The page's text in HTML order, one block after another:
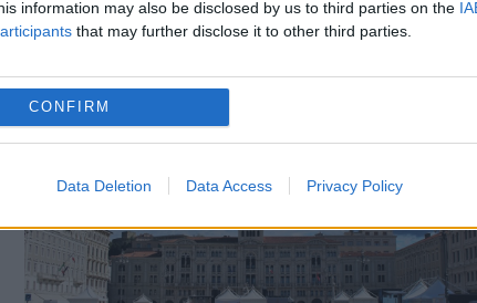
information may also be disclosed by us to third parties on the
that may further disclose it to other third parties.
CONFIRM
Data Deletion Data Access Privacy Policy